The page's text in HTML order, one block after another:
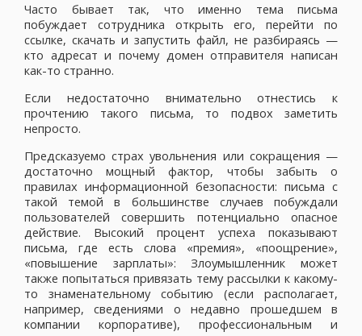
Часто бывает так, что именно тема письма
побуждает сотрудника открыть его, перейти по
ссылке, скачать и запустить файл, не разбираясь —
кто адресат и почему домен отправителя написан
как-то странно.
Если недостаточно внимательно отнестись к
прочтению такого письма, то подвох заметить
непросто.
Предсказуемо страх увольнения или сокращения —
достаточно мощный фактор, чтобы забыть о
правилах информационной безопасности: письма с
такой темой в большинстве случаев побуждали
пользователей совершить потенциально опасное
действие. Высокий процент успеха показывают
письма, где есть слова «премия», «поощрение»,
«повышение зарплаты»: Злоумышленник может
также попытаться привязать тему рассылки к какому-
то знаменательному событию (если располагает,
например, сведениями о недавно прошедшем в
компании корпоративе), профессиональным и